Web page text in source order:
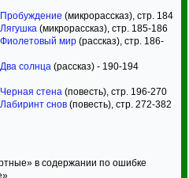
Пробуждение (микрорассказ), стр. 184
Лягушка (микрорассказ), стр. 185-186
Фиолетовый мир (рассказ), стр. 186-
Два солнца (рассказ) - 190-194
Черная стена (повесть), стр. 196-270
Лабиринт снов (повесть), стр. 272-382
в содержании по ошибке